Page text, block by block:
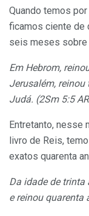
Quando temos
ficamos ciente de
seis meses sobre
Em Hebrom,
Jerusalém, reinou
Judá. (2Sm 5:5
Entretanto, nesse
livro de Reis,
exatos quarenta
Da idade de trinta
e reinou quarenta